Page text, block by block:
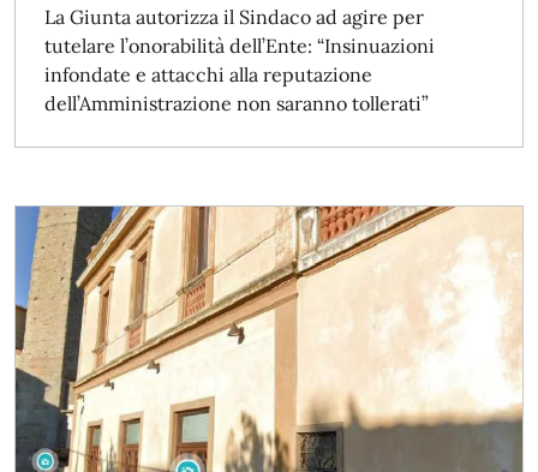
La Giunta autorizza il Sindaco ad agire per
tutelare l’onorabilità dell’Ente: “Insinuazioni
infondate e attacchi alla reputazione
dell’Amministrazione non saranno tollerati”